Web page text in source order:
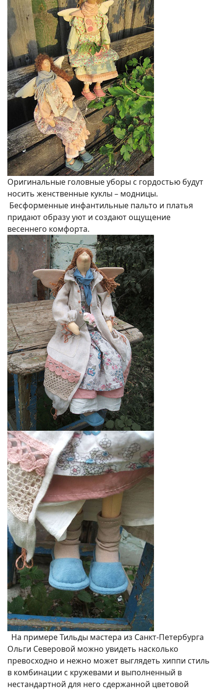
Оригинальные головные уборы с гордостью будут
носить женственные куклы – модницы.
Бесформенные инфантильные пальто и платья
придают образу уют и создают ощущение
весеннего комфорта.
На примере Тильды мастера из Санкт-Петербурга
Ольги Северовой можно увидеть насколько
превосходно и нежно может выглядеть хиппи стиль
в комбинации с кружевами и выполненный в
нестандартной для него сдержанной цветовой